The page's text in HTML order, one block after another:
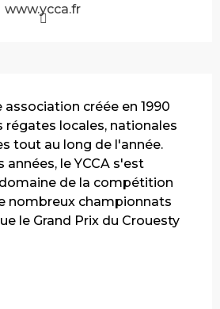
www.ycca.fr
association créée en 1990
régates locales, nationales
tout au long de l'année.
années, le YCCA s'est
de la compétition
nombreux championnats
le Grand Prix du Crouesty